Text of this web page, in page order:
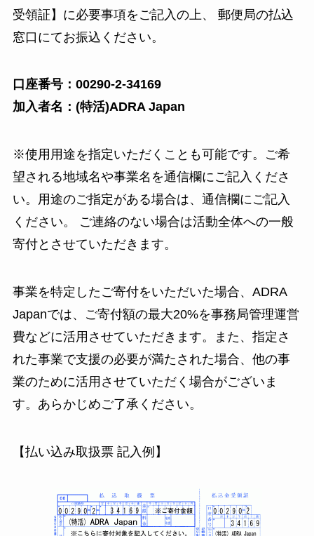
受領証】に必要事項をご記入の上、 郵便局の払込
窓口にてお振込ください。
口座番号：00290-2-34169
加入者名：(特活)ADRA Japan
※使用用途を指定いただくことも可能です。ご希
望される地域名や事業名を通信欄にご記入くださ
い。用途のご指定がある場合は、通信欄にご記入
ください。 ご連絡のない場合は活動全体への一般
寄付とさせていただきます。
事業を特定したご寄付をいただいた場合、ADRA
Japanでは、ご寄付額の最大20%を事務局管理運営
費などに活用させていただきます。また、指定さ
れた事業で支援の必要が満たされた場合、他の事
業のために活用させていただく場合がございま
す。あらかじめご了承ください。
【払い込み取扱票 記入例】